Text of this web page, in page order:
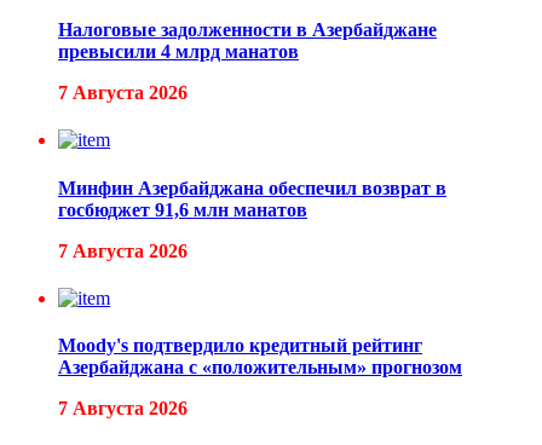
Налоговые задолженности в Азербайджане
превысили 4 млрд манатов
7 Августа 2026
Минфин Азербайджана обеспечил возврат в
госбюджет 91,6 млн манатов
7 Августа 2026
Moody's подтвердило кредитный рейтинг
Азербайджана с «положительным» прогнозом
7 Августа 2026